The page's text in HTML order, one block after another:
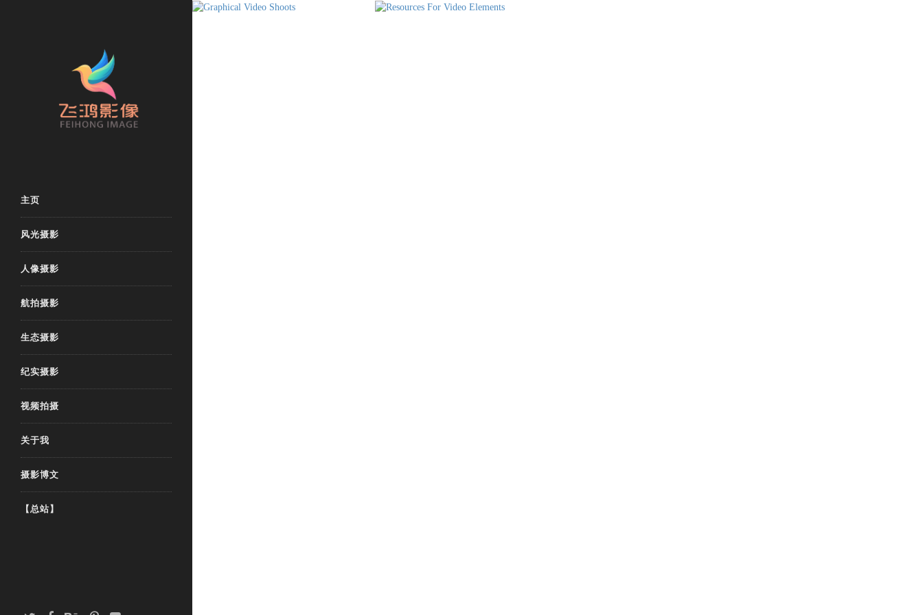
主页
风光摄影
人像摄影
航拍摄影
生态摄影
纪实摄影
视频拍摄
关于我
摄影博文
【总站】